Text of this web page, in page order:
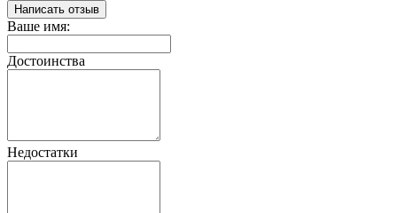
Написать отзыв
Ваше имя:
Достоинства
Недостатки